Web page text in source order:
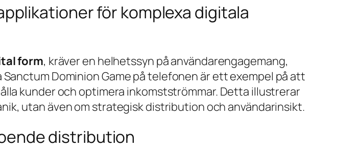
för komplexa digitala
form, kräver en helhetssyn på användarengagemang,
Dominion Game på telefonen är ett exempel på att
kunder och optimera inkomstströmmar. Detta illustrerar
utan även om strategisk distribution och användarinsikt.
distribution